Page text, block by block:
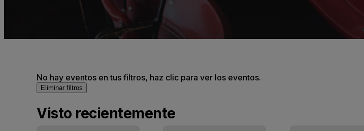
No hay eventos en tus filtros, haz clic para ver los eventos.
Eliminar filtros
Visto recientemente